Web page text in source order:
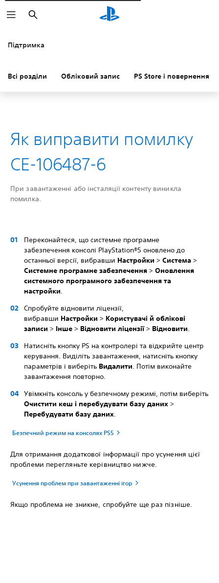
Пошук
Підтримка
Всі розділи Обліковий запис PS Store і повернення
Як виправити помилку
CE-106487-6
При завантаженні або інсталяції контенту виникла
помилка.
Переконайтеся, що системне програмне
забезпечення консолі PlayStation®5 оновлено до
останньої версії, вибравши Настройки > Система >
Системне програмне забезпечення > Оновлення
системного програмного забезпечення та
настройки.
Спробуйте відновити ліцензії,
вибравши Настройки > Користувачі й облікові
записи > Інше > Відновити ліцензії> Відновити.
Натисніть кнопку PS на контролері та відкрийте центр
керування. Виділіть завантаження, натисніть кнопку
параметрів і виберіть Видалити. Потім виконайте
завантаження повторно.
Увімкніть консоль у безпечному режимі, потім виберіть
Очистити кеш і перебудувати базу даних >
Перебудувати базу даних.
Безпечний режим на консолях PS5
Для отримання додаткової інформації про усунення цієї
проблеми перегляньте керівництво нижче.
Усунення проблем при завантаженні ігор
Якщо проблема не зникне, спробуйте ще раз пізніше.